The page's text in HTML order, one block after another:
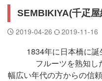
SEMBIKIYA(千疋
2019-04-26 2019-11-16
1834年に日本橋に
フルーツを熟知し
幅広い年代の方からの信